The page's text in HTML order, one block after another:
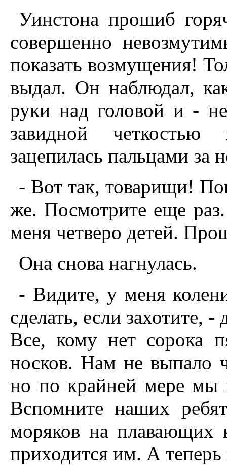
Уинстона прошиб
совершенно
показать возмущения!
выдал. Он наблюдал,
руки над головой и -
завидной
зацепилась пальцами за
- Вот так, товарищи!
же. Посмотрите еще
меня четверо детей.
Она снова нагнулась.
- Видите, у меня
сделать, если захотите,
Все, кому нет сорока
носков. Нам не выпало
но по крайней мере мы
Вспомните наших
моряков на плавающих
приходится им. А